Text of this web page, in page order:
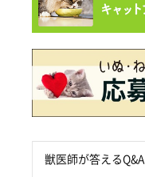
獣医師が答えるQ&A